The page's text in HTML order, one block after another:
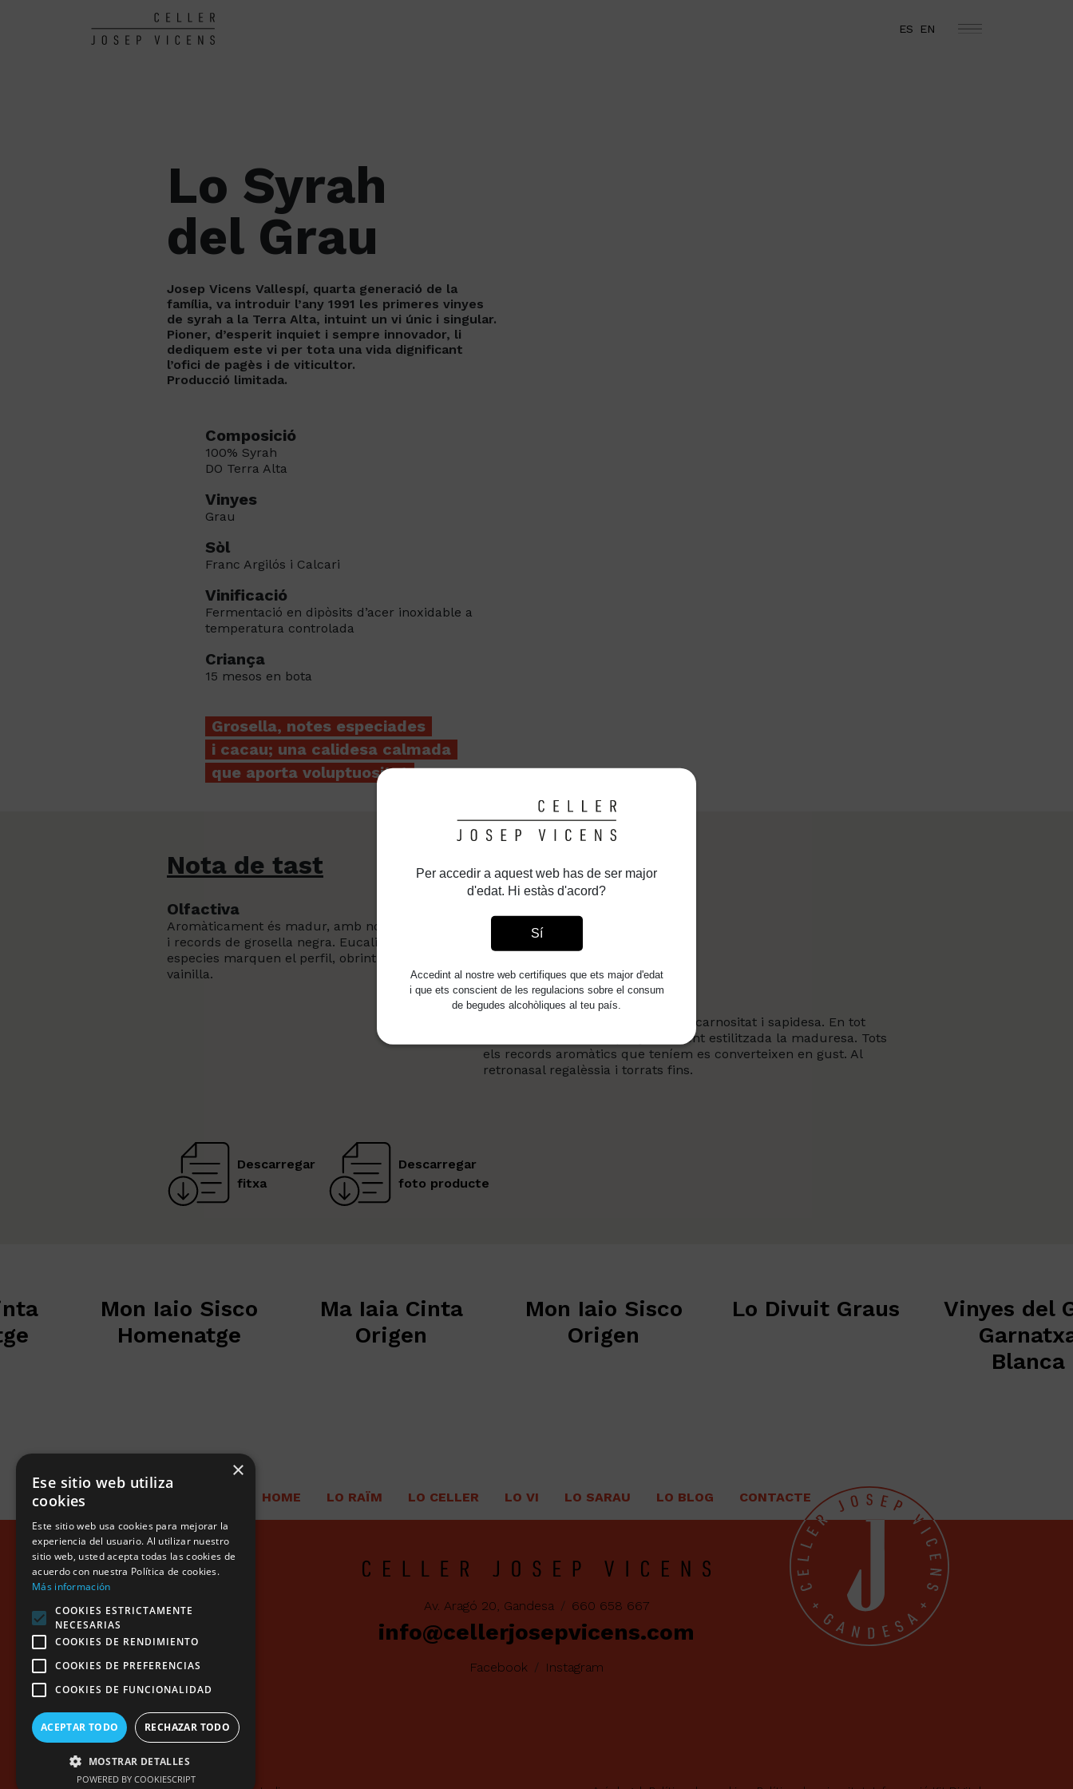
ES EN
Lo Syrah
del Grau
Josep Vicens Vallespí, quarta generació de la
família, va introduir l’any 1991 les primeres vinyes
de syrah a la Terra Alta, intuint un vi únic i singular.
Pioner, d’esperit inquiet i sempre innovador, li
dediquem este vi per tota una vida dignificant
l’ofici de pagès i de viticultor.
Producció limitada.
Composició
100% Syrah
DO Terra Alta
Vinyes
Grau
Sòl
Franc Argilós i Calcari
Vinificació
Fermentació en dipòsits d’acer inoxidable a
temperatura controlada
Criança
15 mesos en bota
Grosella, notes especiades
i cacau; una calidesa calmada
que aporta voluptuositat
Nota de tast
Olfactiva
Aromàticament és madur, amb notes especiades, records de cacau
i records de grosella negra. Eucaliptus i cardamom negre. Les
especies marquen el perfil, obrint-se ara a notes de pebre negre i
vainilla.
Gustativa
El vi té una densitat elevada, amb carnositat i sapidesa. En tot
moment l’acidesa empeny el vi, fent estilitzada la maduresa. Tots
els records aromàtics que teníem es converteixen en gust. Al
retronasal regalèssia i torrats fins.
Descarregar
fitxa
Descarregar
foto producte
Mon Iaio Sisco
Homenatge
Ma Iaia Cinta
Origen
Mon Iaio Sisco
Origen
Lo Divuit Graus
Vinyes del Grau
Garnatxa
Blanca
HOME LO RAÏM LO CELLER LO VI LO SARAU LO BLOG CONTACTE
Av. Aragó 20, Gandesa / 660 658 667
info@cellerjosepvicens.com
Facebook / Instagram
Per accedir a aquest web has de ser major
d'edat. Hi estàs d'acord?
Sí
Accedint al nostre web certifiques que ets major d'edat
i que ets conscient de les regulacions sobre el consum
de begudes alcohòliques al teu país.
×
Ese sitio web utiliza
cookies
Este sitio web usa cookies para mejorar la
experiencia del usuario. Al utilizar nuestro
sitio web, usted acepta todas las cookies de
acuerdo con nuestra Política de cookies.
Más información
COOKIES ESTRICTAMENTE
NECESARIAS
COOKIES DE RENDIMIENTO
COOKIES DE PREFERENCIAS
COOKIES DE FUNCIONALIDAD
ACEPTAR TODO RECHAZAR TODO
MOSTRAR DETALLES
POWERED BY COOKIESCRIPT